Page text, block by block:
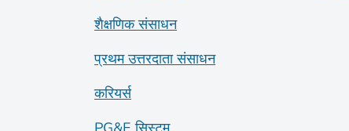
शैक्षणिक संसाधन
प्रथम उत्तरदाता संसाधन
करियर्स